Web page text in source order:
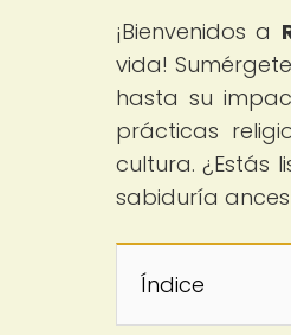
¡Bienvenidos a
vida!
hasta su
prácticas
cultura. ¿Estás
sabiduría
Índice